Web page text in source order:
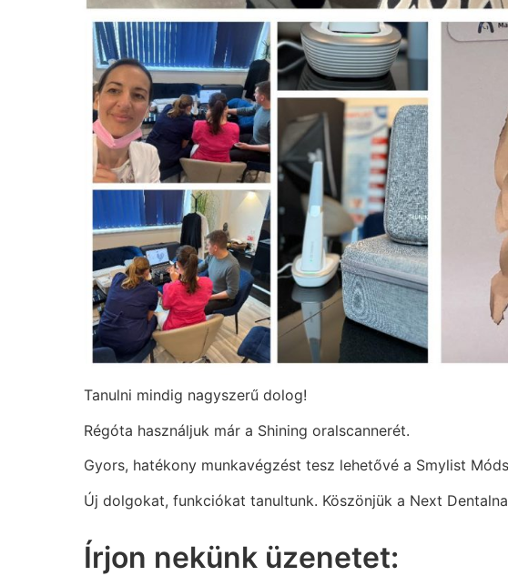
Tanulni mindig nagyszerű dolog!
Régóta használjuk már a Shining oralscannerét.
Gyors, hatékony munkavégzést tesz lehetővé a Smylist
Új dolgokat, funkciókat tanultunk. Köszönjük a Next
Írjon nekünk üzenetet: